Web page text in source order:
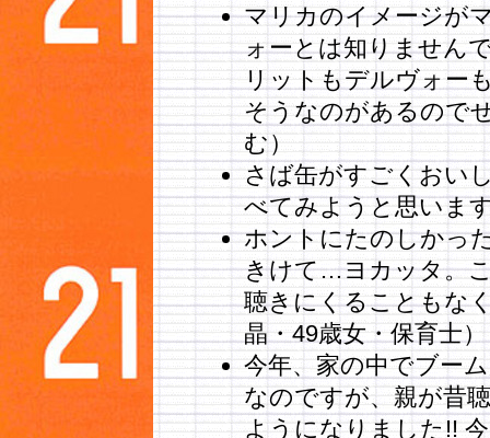
マリカのイメージが
ォーとは知りません
リットもデルヴォー
そうなのがあるので
む）
さば缶がすごくおい
べてみようと思いま
ホントにたのしかっ
きけて…ヨカッタ。
聴きにくることもな
晶・49歳女・保育士）
今年、家の中でブー
なのですが、親が昔
ようになりました!!